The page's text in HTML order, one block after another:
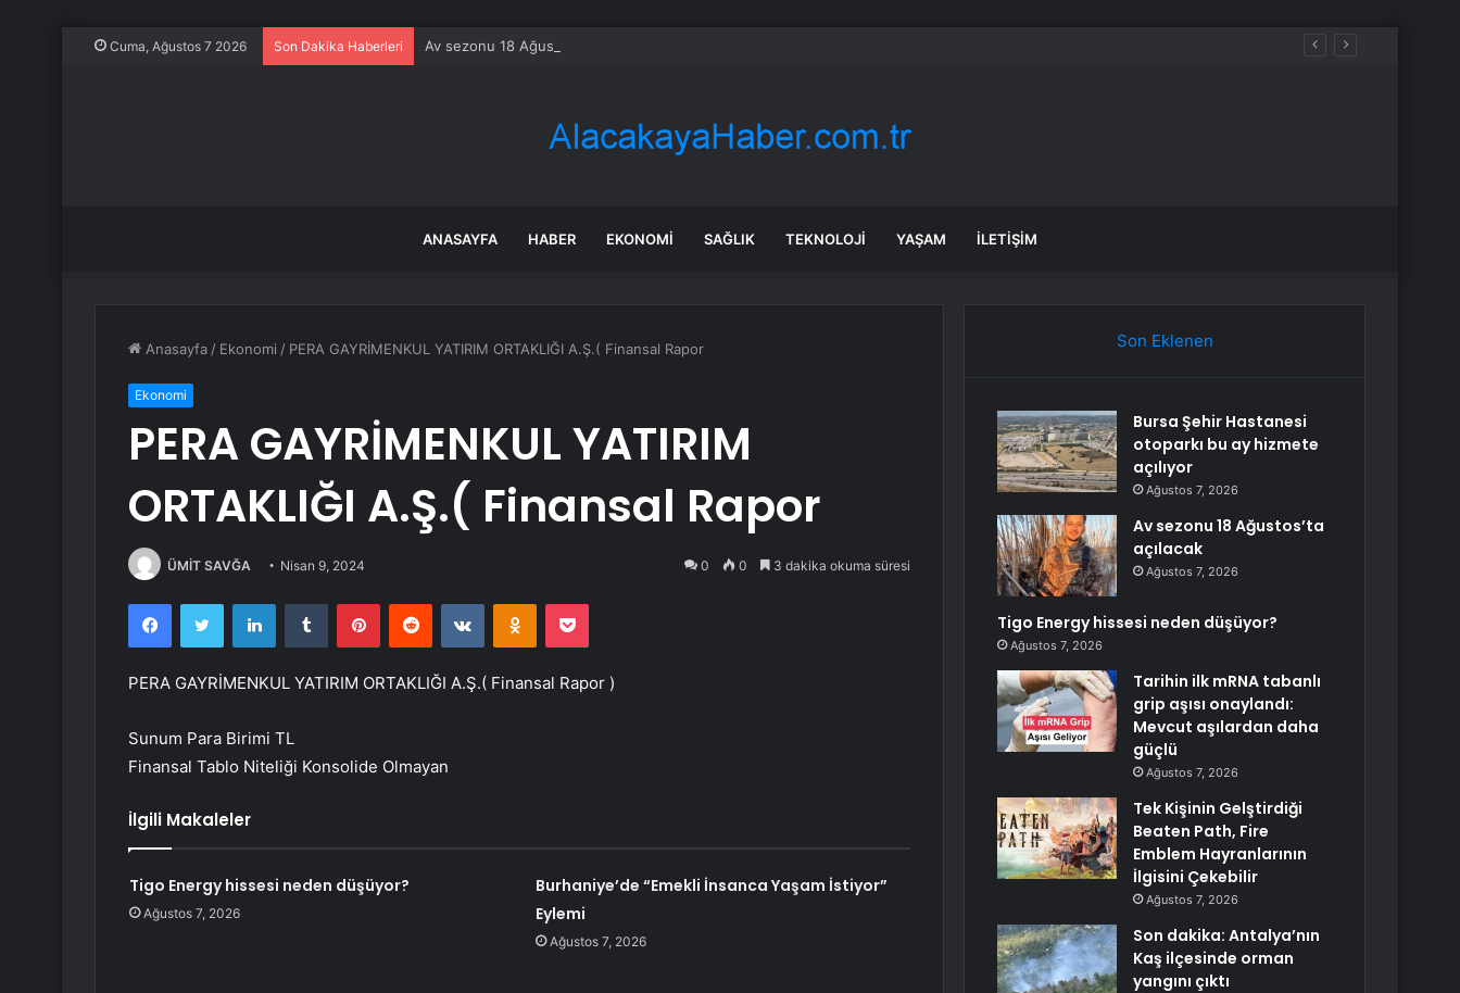
Cuma, Ağustos 7 2026 Son Dakika Haberleri Av sezonu 18 Ağustos’ta açılacak
ANASAYFA HABER EKONOMI SAĞLIK TEKNOLOJI YAŞAM İLETIŞIM
Anasayfa / Ekonomi / PERA GAYRİMENKUL YATIRIM ORTAKLIĞI A.Ş.( Finansal Rapor
Ekonomi
PERA GAYRİMENKUL YATIRIM
ORTAKLIĞI A.Ş.( Finansal Rapor
ÜMİT SAVĞA Nisan 9, 2024 0 0 3 dakika okuma süresi
FacebookTwitter LinkedInTumblr PinterestReddit VKontakteOdnoklassniki
Pocket
PERA GAYRİMENKUL YATIRIM ORTAKLIĞI A.Ş.( Finansal Rapor )
Sunum Para Birimi TL
Finansal Tablo Niteliği Konsolide Olmayan
İlgili Makaleler
Tigo Energy hissesi neden düşüyor?
Ağustos 7, 2026
Burhaniye’de “Emekli İnsanca Yaşam İstiyor”
Eylemi
Ağustos 7, 2026
Son Eklenen
Bursa Şehir Hastanesi
otoparkı bu ay hizmete
açılıyor
Ağustos 7, 2026
Av sezonu 18 Ağustos’ta
açılacak
Ağustos 7, 2026
Tigo Energy hissesi neden düşüyor?
Ağustos 7, 2026
Tarihin ilk mRNA tabanlı
grip aşısı onaylandı:
Mevcut aşılardan daha
güçlü
Ağustos 7, 2026
Tek Kişinin Gelştirdiği
Beaten Path, Fire
Emblem Hayranlarının
İlgisini Çekebilir
Ağustos 7, 2026
Son dakika: Antalya’nın
Kaş ilçesinde orman
yangını çıktı